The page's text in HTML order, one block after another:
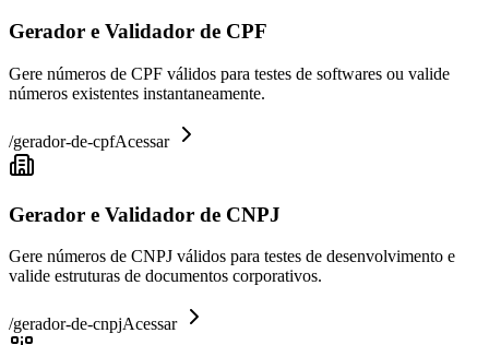
Gerador e Validador de CPF
Gere números de CPF válidos para testes de softwares ou valide
números existentes instantaneamente.
/gerador-de-cpfAcessar
Gerador e Validador de CNPJ
Gere números de CNPJ válidos para testes de desenvolvimento e
valide estruturas de documentos corporativos.
/gerador-de-cnpjAcessar